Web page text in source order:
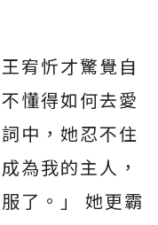
宥忻才驚覺自
懂得如何去愛
中， 她忍不住
為我的主人，
了。」 她更霸